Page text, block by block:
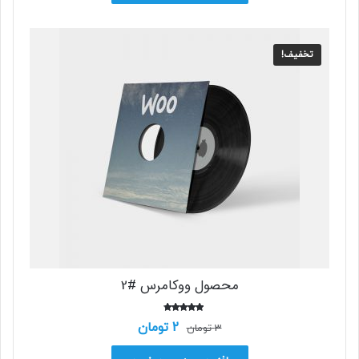
تخفیف!
محصول ووکامرس #2
امتیاز
4.00
3 تومان 2 تومان